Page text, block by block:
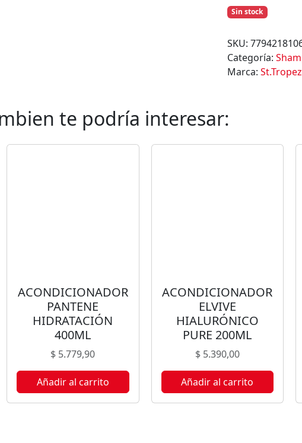
Sin stock
SKU:
Categoría:
Marca: St.Tropez
te podría interesar:
ACONDICIONADOR
PANTENE
HIDRATACIÓN
400ML
$ 5.779,90
Añadir al carrito
ACONDICIONADOR
ELVIVE
HIALURÓNICO
PURE 200ML
$5.390,00
Añadir al carrito